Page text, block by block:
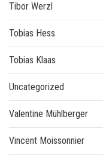
Tibor Werzl
Tobias Hess
Tobias Klaas
Uncategorized
Valentine Mühlberger
Vincent Moissonnier